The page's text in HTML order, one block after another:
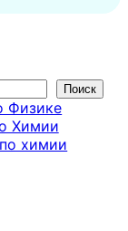
Поиск
Физике
Химии
химии